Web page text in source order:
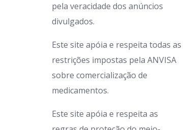
pela veracidade dos anúncios
divulgados.
Este site apóia e respeita todas as
restrições impostas pela ANVISA
sobre comercialização de
medicamentos.
Este site apóia e respeita as